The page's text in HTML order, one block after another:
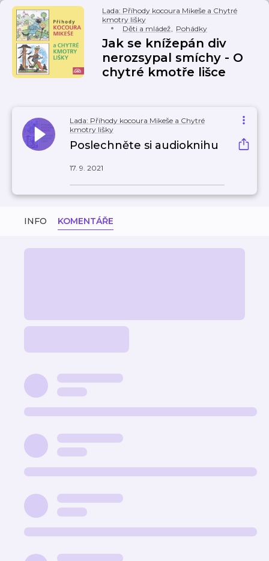
Lada: Příhody kocoura Mikeše a Chytré
kmotry lišky
Děti a mládež, Pohádky
Jak se knížepán div
nerozsypal smíchy - O
chytré kmotře lišce
Lada: Příhody kocoura Mikeše a Chytré
kmotry lišky
Poslechněte si audioknihu
17. 9. 2021
INFO KOMENTÁŘE